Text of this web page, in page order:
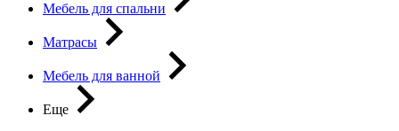
Мебель для спальни
Матрасы
Мебель для ванной
Еще